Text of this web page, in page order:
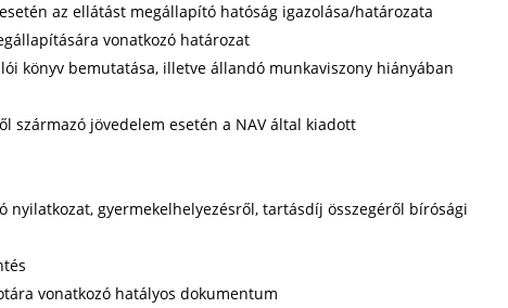
az ellátást megállapító hatóság igazolása/határozata
vonatkozó határozat
könyv bemutatása, illetve állandó munkaviszony hiányában
származó jövedelem esetén a NAV által kiadott
gyermekelhelyezésről, tartásdíj összegéről bírósági
vonatkozó hatályos dokumentum